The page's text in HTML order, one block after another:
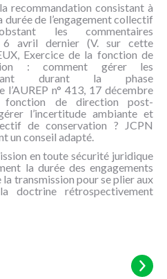
recommandation consistant à
durée de l’engagement collectif
les commentaires
6 avril dernier (V. sur cette
Exercice de la fonction de
: comment gérer les
durant la phase
n° 413, 17 décembre
de direction post-
l’incertitude ambiante et
de conservation ? JCPN
un conseil adapté.
en toute sécurité juridique
la durée des engagements
transmission pour se plier aux
doctrine rétrospectivement